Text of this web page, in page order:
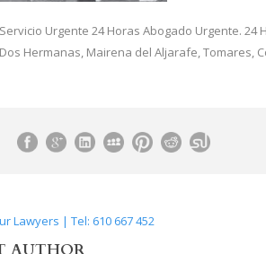
Urgente 24 Horas Abogado Urgente.
Hermanas, Mairena del Aljarafe, Tomares,
Lawyers | Tel: 610 667 452